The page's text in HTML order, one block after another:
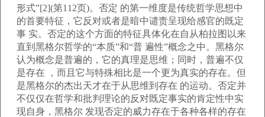
形式”[2](第112页)。否定 的第一维度是传统哲学思想中
的首要特征，它反对或者是暗中谴责呈现给感官的既定
事 实。否定的这个方面的特征具体化在自从柏拉图以来
直到黑格尔哲学的“本质”和“普 遍性”概念之中。黑格尔
认为概念是普遍的，它的真理是思维；同时，普遍不仅
是存在 ，而且它与特殊相比是一个更为真实的存在。但
是黑格尔的杰出天才在于从思维到存在 的运动。否定并
不仅仅在哲学和批判理论的反对既定事实的肯定性中实
现自身，黑格尔 发现否定的威力存在于各种各样的存在